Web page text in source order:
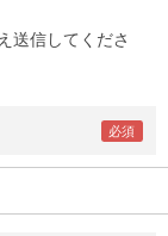
送信してくださ